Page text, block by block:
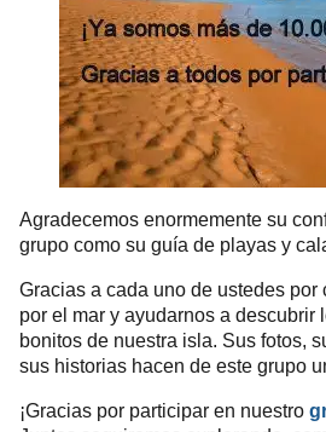
Agradecemos enormemente su
grupo como su guía de playas y
Gracias a cada uno de ustedes por
por el mar y ayudarnos a descubrir
bonitos de nuestra isla. Sus fotos,
sus historias hacen de este grupo
¡Gracias por participar en nuestro